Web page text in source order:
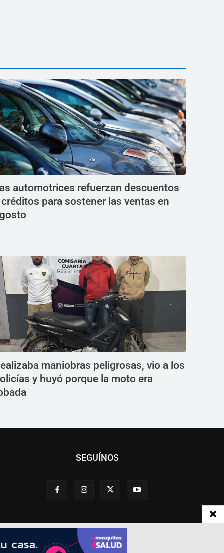
automotrices refuerzan descuentos
para sostener las ventas en
maniobras peligrosas, vio a los
y huyó porque la moto era
SEGUÍNOS